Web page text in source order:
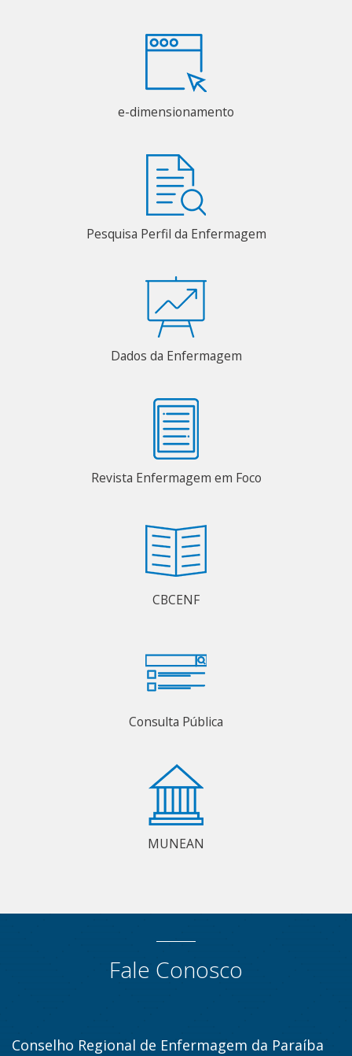
e-dimensionamento
Pesquisa Perfil da Enfermagem
Dados da Enfermagem
Revista Enfermagem em Foco
CBCENF
Consulta Pública
MUNEAN
Fale Conosco
Conselho Regional de Enfermagem da Paraíba